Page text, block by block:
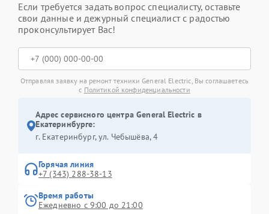
Если требуется задать вопрос специалисту, оставьте
свои данные и дежурный специалист с радостью
проконсультирует Вас!
Отправляя заявку на ремонт техники General Electric, Вы соглашаетесь
с Политикой конфиденциальности
Адрес сервисного центра General Electric в
Екатеринбурге:
г. Екатеринбург, ул. Чебышёва, 4
Горячая линия
+7 (343) 288-38-13
Время работы
Ежедневно с 9:00 до 21:00